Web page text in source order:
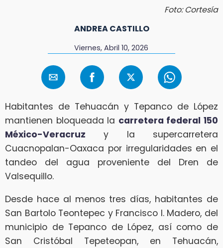
Foto: Cortesía
ANDREA CASTILLO
Viernes, Abril 10, 2026
Habitantes de Tehuacán y Tepanco de López
mantienen bloqueada la carretera federal 150
México-Veracruz y la supercarretera
Cuacnopalan-Oaxaca por irregularidades en el
tandeo del agua proveniente del Dren de
Valsequillo.
Desde hace al menos tres días, habitantes de
San Bartolo Teontepec y Francisco I. Madero, del
municipio de Tepanco de López, así como de
San Cristóbal Tepeteopan, en Tehuacán,